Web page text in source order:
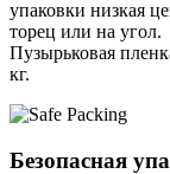
упаковки низкая
торец или на угол.
Пузырьковая
кг.
Безопасная